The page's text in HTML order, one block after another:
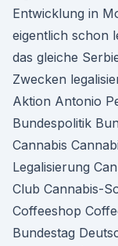
Entwicklung in
eigentlich schon
das gleiche
Zwecken
Aktion Antonio
Bundespolitik
Cannabis
Legalisierung
Club Cannabis-
Coffeeshop
Bundestag